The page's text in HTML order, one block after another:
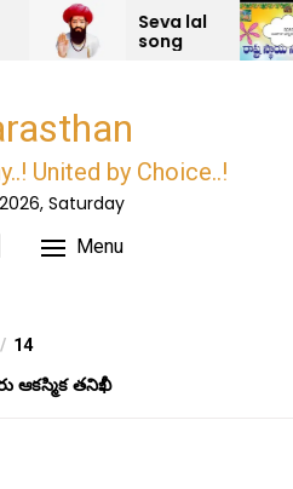
Seva lal
song
United by Choice..!
Saturday
Menu
14
ఆకస్మిక తనిఖీ